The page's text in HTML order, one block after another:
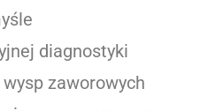
diagnostyki
zaworowych